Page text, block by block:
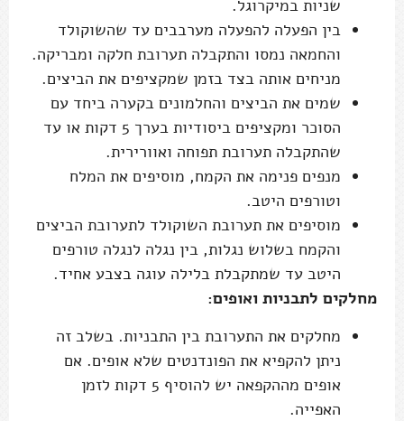
שניות במיקרוגל.
בין הפעלה להפעלה מערבבים עד שהשוקולד
והחמאה נמסו והתקבלה תערובת חלקה ומבריקה.
מניחים אותה בצד בזמן שמקציפים את הביצים.
שמים את הביצים והחלמונים בקערה ביחד עם
הסוכר ומקציפים ביסודיות בערך 5 דקות או עד
שהתקבלה תערובת תפוחה ואוורירית.
מנפים פנימה את הקמח, מוסיפים את המלח
וטורפים היטב.
מוסיפים את תערובת השוקולד לתערובת הביצים
והקמח בשלוש נגלות, בין נגלה לנגלה טורפים
היטב עד שמתקבלת בלילה עוגה בצבע אחיד.
מחלקים לתבניות ואופים:
מחלקים את התערובת בין התבניות. בשלב זה
ניתן להקפיא את הפונדנטים שלא אופים. אם
אופים מההקפאה יש להוסיף 5 דקות לזמן
האפייה.